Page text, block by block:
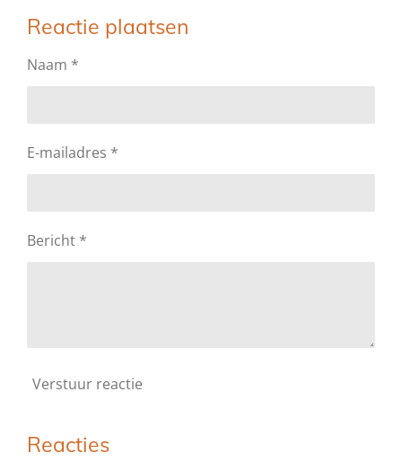
e
n
l
r
e
e
n
Reactie plaatsen
Naam *
E-mailadres *
Bericht *
Verstuur reactie
Reacties